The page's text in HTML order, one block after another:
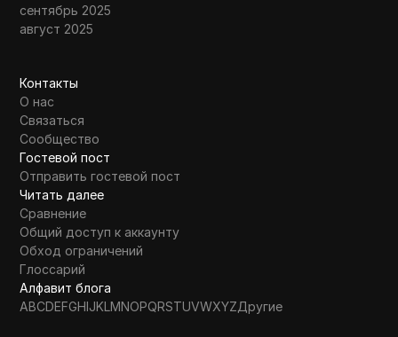
сентябрь 2025
август 2025
Контакты
О нас
Связаться
Сообщество
Гостевой пост
Отправить гостевой пост
Читать далее
Сравнение
Общий доступ к аккаунту
Обход ограничений
Глоссарий
Алфавит блога
ABCDEFGHIJKLMNOPQRSTUVWXYZДругие